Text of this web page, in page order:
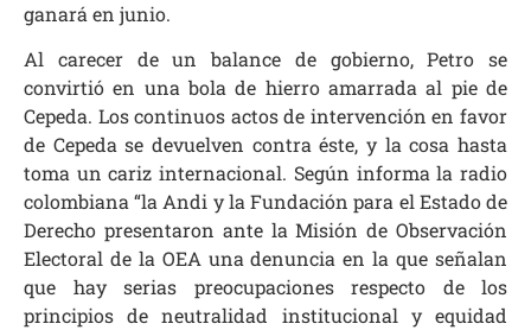
ganará en junio.
Al carecer de un balance de gobierno, Petro se
convirtió en una bola de hierro amarrada al pie de
Cepeda. Los continuos actos de intervención en favor
de Cepeda se devuelven contra éste, y la cosa hasta
toma un cariz internacional. Según informa la radio
colombiana “la Andi y la Fundación para el Estado de
Derecho presentaron ante la Misión de Observación
Electoral de la OEA una denuncia en la que señalan
que hay serias preocupaciones respecto de los
principios de neutralidad institucional y equidad